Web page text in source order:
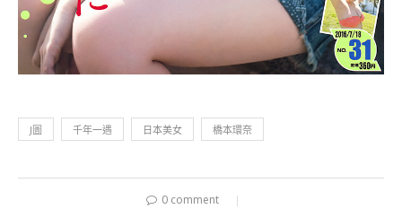
J圖 千年一遇 日本美女 橋本環奈
0 comment